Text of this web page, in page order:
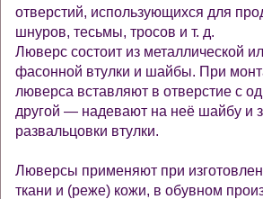
отверстий, использующихся для
шнуров, тесьмы, тросов и т. д.
Люверс состоит из металлической
фасонной втулки и шайбы. При
люверса вставляют в отверстие с
другой — надевают на неё шайбу и
развальцовки втулки.
Люверсы применяют при
ткани и (реже) кожи, в обувном